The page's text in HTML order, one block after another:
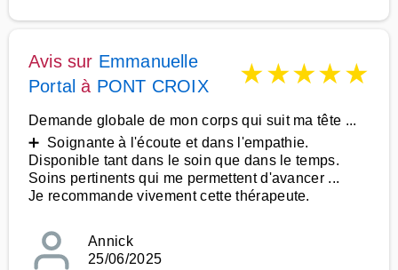
Avis sur Emmanuelle
Portal à PONT CROIX ★★★★★
Demande globale de mon corps qui suit ma tête ...
➕ Soignante à l'écoute et dans l'empathie.
Disponible tant dans le soin que dans le temps.
Soins pertinents qui me permettent d'avancer ...
Je recommande vivement cette thérapeute.
Annick
25/06/2025